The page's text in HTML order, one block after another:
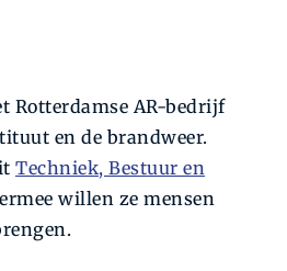
Rotterdamse AR-bedrijf
en de brandweer.
Techniek, Bestuur en
willen ze mensen